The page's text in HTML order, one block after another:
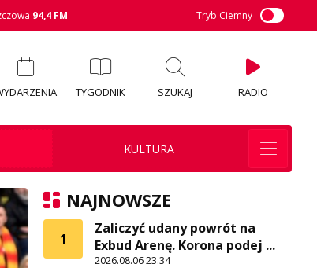
94,4 FM Tryb Ciemny
TYGODNIK SZUKAJ RADIO
KULTURA
NAJNOWSZE
1
Zaliczyć udany powrót na
Exbud Arenę. Korona podej ...
2026.08.06 23:34